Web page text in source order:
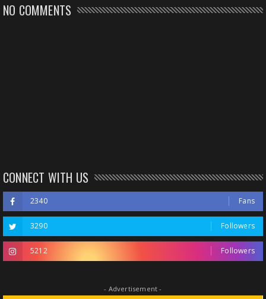
NO COMMENTS
CONNECT WITH US
2340 Fans
3290 Followers
5212 Followers
- Advertisement -